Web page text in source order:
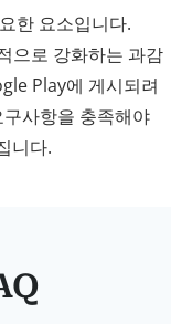
한 요소입니다.
으로 강화하는 과감
Play에 게시되려
사항을 충족해야
니다.